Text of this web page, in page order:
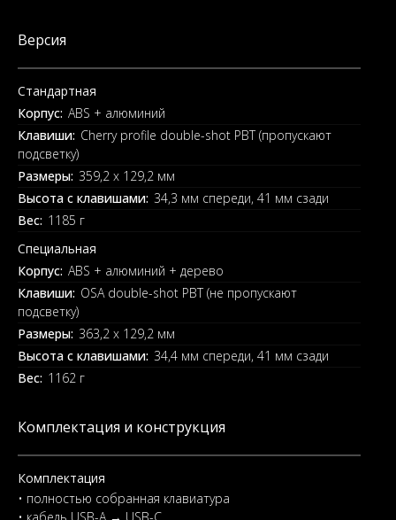
Версия
Стандартная
Корпус: ABS + алюминий
Клавиши: Cherry profile double-shot PBT (пропускают
подсветку)
Размеры: 359,2 x 129,2 мм
Высота с клавишами: 34,3 мм спереди, 41 мм сзади
Вес: 1185 г
Специальная
Корпус: ABS + алюминий + дерево
Клавиши: OSA double-shot PBT (не пропускают
подсветку)
Размеры: 363,2 x 129,2 мм
Высота с клавишами: 34,4 мм спереди, 41 мм сзади
Вес: 1162 г
Комплектация и конструкция
Комплектация
• полностью собранная клавиатура